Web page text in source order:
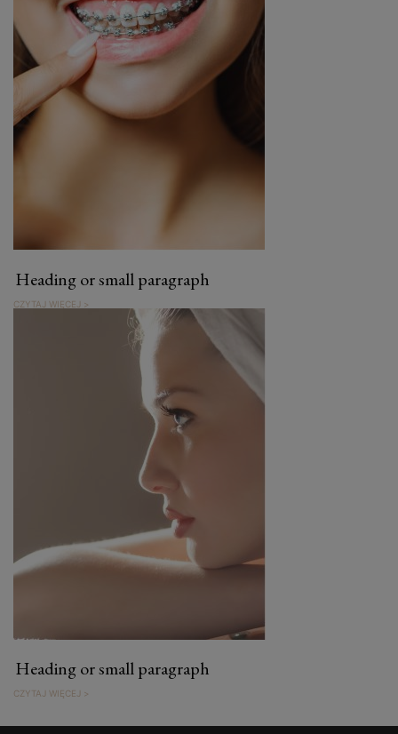
Heading or small paragraph
CZYTAJ WIĘCEJ >
Heading or small paragraph
CZYTAJ WIĘCEJ >